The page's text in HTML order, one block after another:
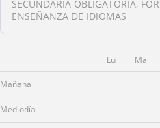
SECUNDARIA OBLIGATORIA,
ENSEÑANZA DE IDIOMAS
Lu Ma
Mañana
Mediodía